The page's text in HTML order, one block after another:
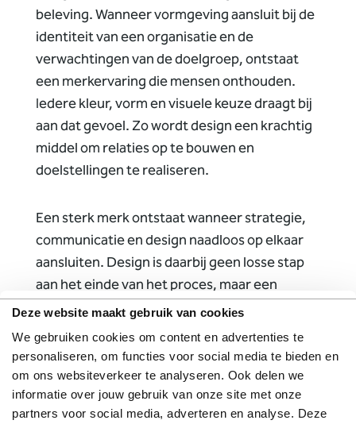
Deze website maakt gebruik van cookies
We gebruiken cookies om content en advertenties te
personaliseren, om functies voor social media te bieden en
om ons websiteverkeer te analyseren. Ook delen we
informatie over jouw gebruik van onze site met onze
partners voor social media, adverteren en analyse. Deze
beleving. Wanneer vormgeving aansluit bij de
identiteit van een organisatie en de
verwachtingen van de doelgroep, ontstaat
een merkervaring die mensen onthouden.
Iedere kleur, vorm en visuele keuze draagt bij
aan dat gevoel. Zo wordt design een krachtig
middel om relaties op te bouwen en
doelstellingen te realiseren.
Een sterk merk ontstaat wanneer strategie,
communicatie en design naadloos op elkaar
aansluiten. Design is daarbij geen losse stap
aan het einde van het proces, maar een
essentieel onderdeel van het merkverhaal.
Het vertaalt de positionering van een
organisatie naar iets wat mensen kunnen
zien, ervaren en herkennen.
Daardoor wordt niet alleen duidelijk wat een
organisatie doet, maar vooral waarom zij